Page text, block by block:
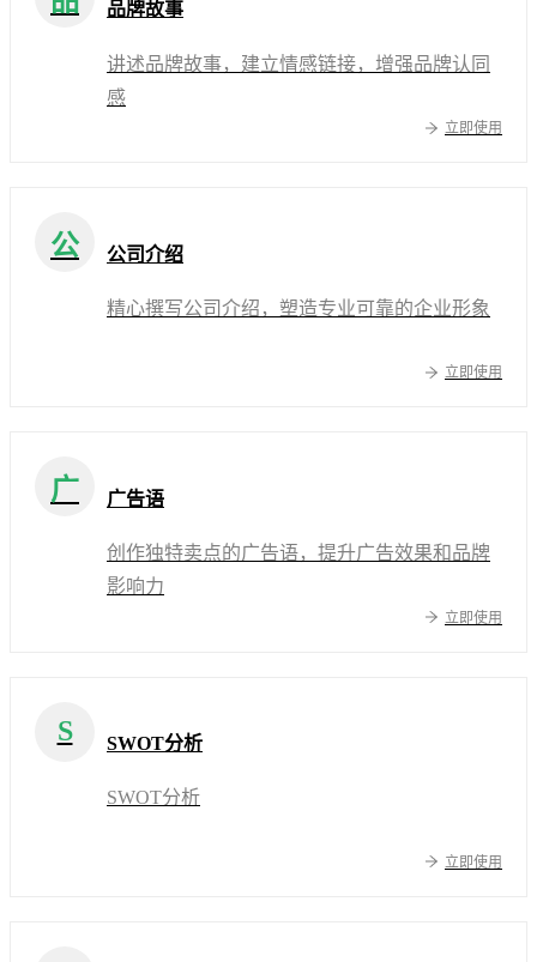
品牌故事
讲述品牌故事，建立情感链接，增强品牌认同
感
立即使用
公 公司介绍
精心撰写公司介绍，塑造专业可靠的企业形象
立即使用
广 广告语
创作独特卖点的广告语，提升广告效果和品牌
影响力
立即使用
S SWOT分析
SWOT分析
立即使用